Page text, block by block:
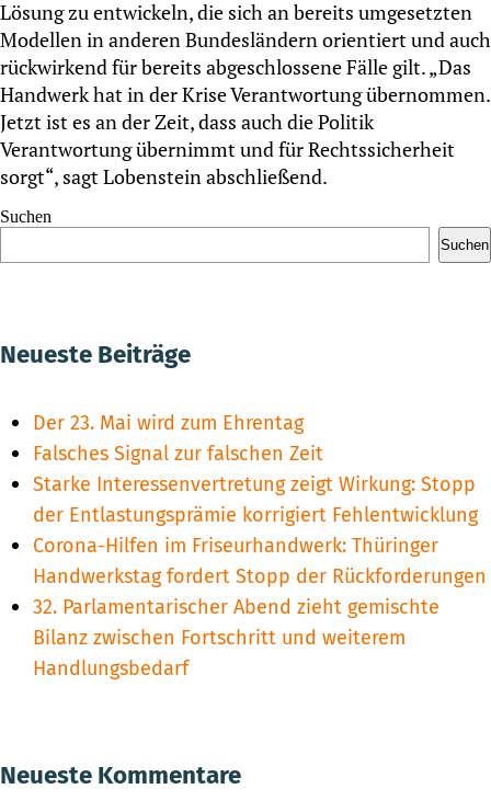
Lösung zu entwickeln, die sich an bereits umgesetzten
Modellen in anderen Bundesländern orientiert und auch
rückwirkend für bereits abgeschlossene Fälle gilt. „Das
Handwerk hat in der Krise Verantwortung übernommen.
Jetzt ist es an der Zeit, dass auch die Politik
Verantwortung übernimmt und für Rechtssicherheit
sorgt“, sagt Lobenstein abschließend.
Suchen
Suchen
Neueste Beiträge
Der 23. Mai wird zum Ehrentag
Falsches Signal zur falschen Zeit
Starke Interessenvertretung zeigt Wirkung: Stopp
der Entlastungsprämie korrigiert Fehlentwicklung
Corona-Hilfen im Friseurhandwerk: Thüringer
Handwerkstag fordert Stopp der Rückforderungen
32. Parlamentarischer Abend zieht gemischte
Bilanz zwischen Fortschritt und weiterem
Handlungsbedarf
Neueste Kommentare